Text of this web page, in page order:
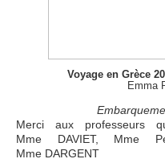
Voyage en Grèce
Emma
Merci aux professeurs
Mme DAVIET, Mme
Mme DARGENT